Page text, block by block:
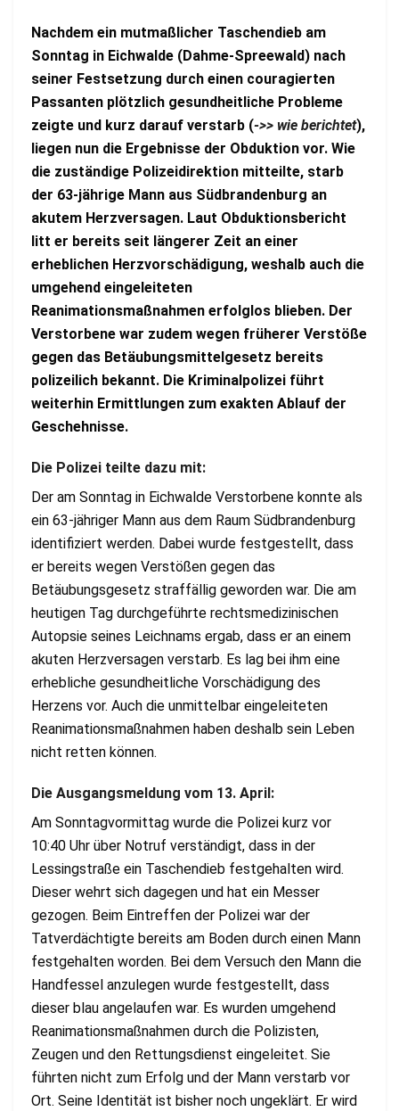
Nachdem ein mutmaßlicher Taschendieb am
Sonntag in Eichwalde (Dahme-Spreewald) nach
seiner Festsetzung durch einen couragierten
Passanten plötzlich gesundheitliche Probleme
zeigte und kurz darauf verstarb (->> wie berichtet),
liegen nun die Ergebnisse der Obduktion vor. Wie
die zuständige Polizeidirektion mitteilte, starb
der 63-jährige Mann aus Südbrandenburg an
akutem Herzversagen. Laut Obduktionsbericht
litt er bereits seit längerer Zeit an einer
erheblichen Herzvorschädigung, weshalb auch die
umgehend eingeleiteten
Reanimationsmaßnahmen erfolglos blieben. Der
Verstorbene war zudem wegen früherer Verstöße
gegen das Betäubungsmittelgesetz bereits
polizeilich bekannt. Die Kriminalpolizei führt
weiterhin Ermittlungen zum exakten Ablauf der
Geschehnisse.
Die Polizei teilte dazu mit:
Der am Sonntag in Eichwalde Verstorbene konnte als
ein 63-jähriger Mann aus dem Raum Südbrandenburg
identifiziert werden. Dabei wurde festgestellt, dass
er bereits wegen Verstößen gegen das
Betäubungsgesetz straffällig geworden war. Die am
heutigen Tag durchgeführte rechtsmedizinischen
Autopsie seines Leichnams ergab, dass er an einem
akuten Herzversagen verstarb. Es lag bei ihm eine
erhebliche gesundheitliche Vorschädigung des
Herzens vor. Auch die unmittelbar eingeleiteten
Reanimationsmaßnahmen haben deshalb sein Leben
nicht retten können.
Die Ausgangsmeldung vom 13. April:
Am Sonntagvormittag wurde die Polizei kurz vor
10:40 Uhr über Notruf verständigt, dass in der
Lessingstraße ein Taschendieb festgehalten wird.
Dieser wehrt sich dagegen und hat ein Messer
gezogen. Beim Eintreffen der Polizei war der
Tatverdächtigte bereits am Boden durch einen Mann
festgehalten worden. Bei dem Versuch den Mann die
Handfessel anzulegen wurde festgestellt, dass
dieser blau angelaufen war. Es wurden umgehend
Reanimationsmaßnahmen durch die Polizisten,
Zeugen und den Rettungsdienst eingeleitet. Sie
führten nicht zum Erfolg und der Mann verstarb vor
Ort. Seine Identität ist bisher noch ungeklärt. Er wird